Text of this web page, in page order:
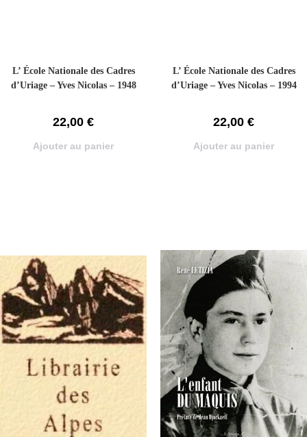
L’ École Nationale des Cadres
d’Uriage – Yves Nicolas – 1948
22,00 €
Ajouter au panier
L’ École Nationale des Cadres
d’Uriage – Yves Nicolas – 1994
22,00 €
Ajouter au panier